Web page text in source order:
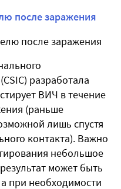
после заражения
разработала
ВИЧ в течение
(раньше
лишь спустя
контакта). Важно
небольшое
может быть
при необходимости